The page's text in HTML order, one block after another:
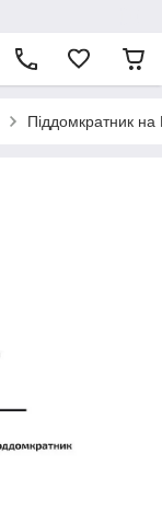
Піддомкратник